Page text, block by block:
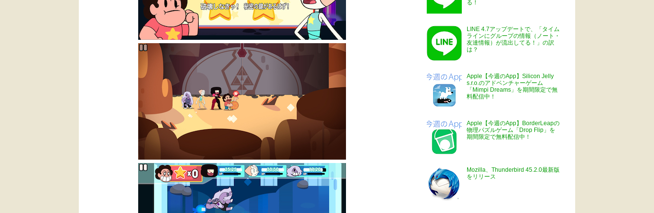
る！
LINE 4.7アップデートで、「タイム
ラインにグループの情報（ノート・
友達情報）が流出してる！」の訳
は？
Apple【今週のApp】Silicon Jelly
s.r.o.のアドベンチャーゲーム
「Mimpi Dreams」を期間限定で無
料配信中！
Apple【今週のApp】BorderLeapの
物理パズルゲーム「Drop Flip」を
期間限定で無料配信中！
Mozilla、Thunderbird 45.2.0最新版
をリリース